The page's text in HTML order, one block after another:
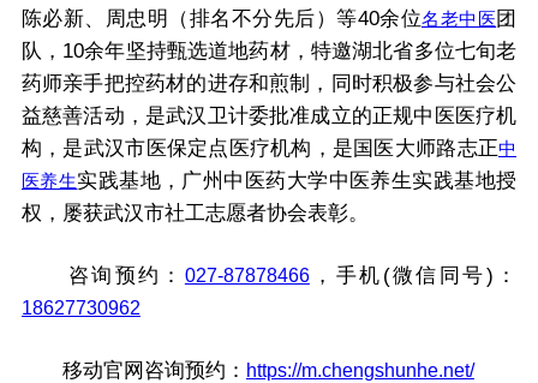
陈必新、周忠明（排名不分先后）等40余位名老中医 团
队，10余年坚持甄选道地药材，特邀湖北省多位七旬老
药师亲手把控药材的进存和煎制，同时积极参与社会公
益慈善活动，是武汉卫计委批准成立的正规中医医疗机
构，是武汉市医保定点医疗机构，是国医大师路志正中
医养生实践基地，广州中医药大学中医养生实践基地授
权，屡获武汉市社工志愿者协会表彰。
咨询预约： 027-87878466，手机(微信同号)：
18627730962
移动官网咨询预约： https://m.chengshunhe.net/